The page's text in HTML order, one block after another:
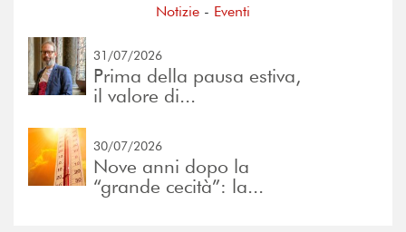
Notizie - Eventi
31/07/2026
Prima della pausa estiva,
il valore di...
30/07/2026
Nove anni dopo la
“grande cecità”: la...